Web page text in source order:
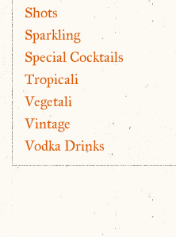
Shots
Sparkling
Special Cocktails
Tropicali
Vegetali
Vintage
Vodka Drinks